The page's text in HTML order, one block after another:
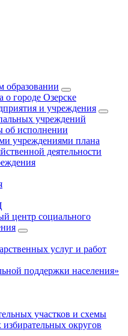
образовании
о городе Озерске
и учреждения
учреждений
об исполнении
учреждениями плана
деятельности
центр социального
услуг и работ
поддержки населения»
участков и схемы
округов